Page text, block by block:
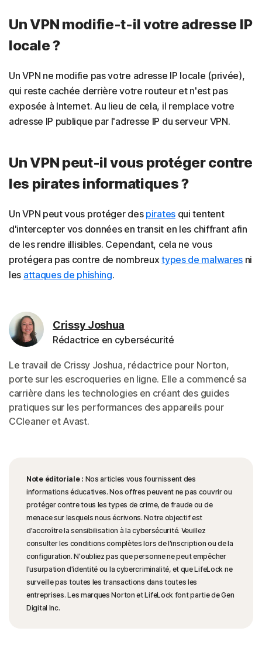
Un VPN modifie-t-il votre adresse IP
locale ?
Un VPN ne modifie pas votre adresse IP locale (privée),
qui reste cachée derrière votre routeur et n'est pas
exposée à Internet. Au lieu de cela, il remplace votre
adresse IP publique par l'adresse IP du serveur VPN.
Un VPN peut-il vous protéger contre
les pirates informatiques ?
Un VPN peut vous protéger des piratesqui tentent
d'intercepter vos données en transit en les chiffrant afin
de les rendre illisibles. Cependant, cela ne vous
protégera pas contre de nombreuxtypes de malwares ni
les attaques de phishing.
Crissy Joshua
Rédactrice en cybersécurité
Le travail de Crissy Joshua, rédactrice pour Norton,
porte sur les escroqueries en ligne. Elle a commencé sa
carrière dans les technologies en créant des guides
pratiques sur les performances des appareils pour
CCleaner et Avast.
Note éditoriale : Nos articles vous fournissent des
informations éducatives. Nos offres peuvent ne pas couvrir ou
protéger contre tous les types de crime, de fraude ou de
menace sur lesquels nous écrivons. Notre objectif est
d'accroître la sensibilisation à la cybersécurité. Veuillez
consulter les conditions complètes lors de l'inscription ou de la
configuration. N'oubliez pas que personne ne peut empêcher
l'usurpation d'identité ou la cybercriminalité, et que LifeLock ne
surveille pas toutes les transactions dans toutes les
entreprises. Les marques Norton et LifeLock font partie de Gen
Digital Inc.